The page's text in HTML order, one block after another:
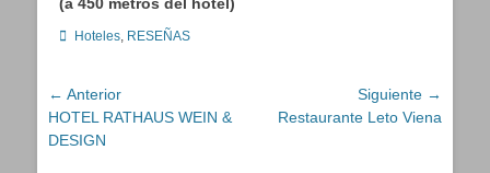
Categorías
Hoteles, RESEÑAS
Navegación
de
entradas
← Anterior
Entrada
anterior:
HOTEL RATHAUS WEIN &
DESIGN
Siguiente →
EntradaRestaurante Leto Viena